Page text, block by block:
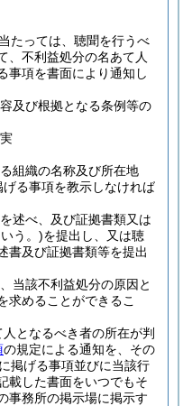
たっては、聴聞を行うべ
、不利益処分の名あて人
事項を書面により通知し
及び根拠となる条例等の
組織の名称及び所在地
る事項を教示しなければ
述べ、及び証拠書類又は
う。)を提出し、又は聴
書及び証拠書類等を提出
当該不利益処分の原因と
求めることができるこ
となるべき者の所在が判
の規定による通知を、その
に掲げる事項並びに当該行
載した書面をいつでもそ
事務所の掲示場に掲示す